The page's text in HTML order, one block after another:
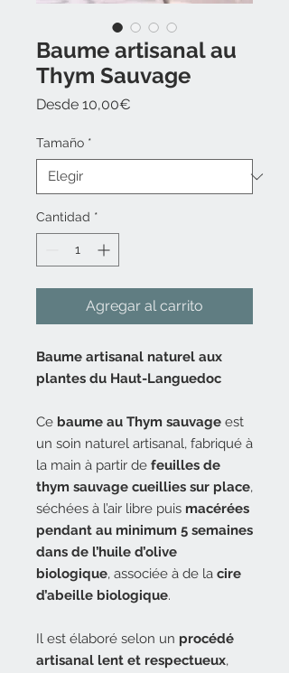
Baume artisanal au
Thym Sauvage
Desde 10,00€
Tamaño *
Cantidad *
Agregar al carrito
Baume artisanal naturel aux
plantes du Haut-Languedoc
Ce baume au Thym sauvage est
un soin naturel artisanal, fabriqué à
la main à partir de feuilles de
thym sauvage cueillies sur place,
séchées à l’air libre puis macérées
pendant au minimum 5 semaines
dans de l’huile d’olive
biologique, associée à de la cire
d’abeille biologique.
Il est élaboré selon un procédé
artisanal lent et respectueux,